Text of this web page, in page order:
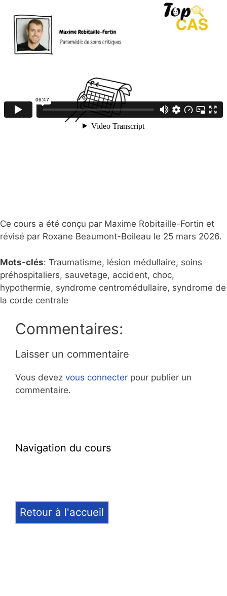
Ce cours a été conçu par Maxime Robitaille-Fortin et
révisé par Roxane Beaumont-Boileau le 25 mars 2026.
Mots-clés: Traumatisme, lésion médullaire, soins
préhospitaliers, sauvetage, accident, choc,
hypothermie, syndrome centromédullaire, syndrome de
la corde centrale
Commentaires:
Laisser un commentaire
Vous devez vous connecter pour publier un
commentaire.
Navigation du cours
Retour à l'accueil